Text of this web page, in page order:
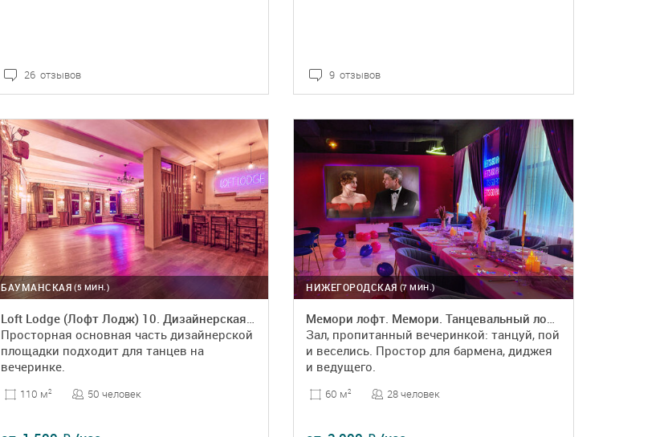
26 отзывов 9 отзывов
(5 МИН.)
БАУМАНСКАЯ
Loft Lodge (Лофт Лодж) 10. Дизайнерская площадка
Просторная основная часть дизайнерской
площадки подходит для танцев на
вечеринке.
110 м2 50 человек
(7 МИН.)
НИЖЕГОРОДСКАЯ
Мемори лофт. Мемори. Танцевальный лофт
Зал, пропитанный вечеринкой: танцуй, пой
и веселись. Простор для бармена, диджея
и ведущего.
60 м2 28 человек